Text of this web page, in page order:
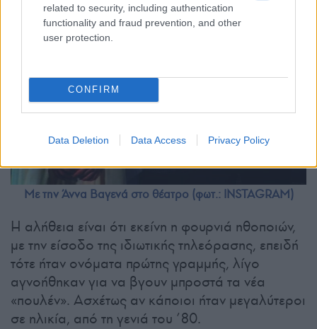
related to security, including authentication
functionality and fraud prevention, and other
user protection.
CONFIRM
Data Deletion Data Access Privacy Policy
Με την Άννα Βαγενά στο θέατρο (φωτ.: INSTAGRAM)
Η αλήθεια είναι ότι εκείνη η φουρνιά ηθοποιών,
με την είσοδο της ιδιωτικής τηλεόρασης, επειδή
τότε ήταν ονόματα πρώτης γραμμής, λίγο
αγνοήθηκαν για να βγουν μπροστά τα νέα
«πουλέν». Ασχέτως αν κάποιοι ήταν μεγαλύτεροι
σε ηλικία, από τη γενιά του ’80.